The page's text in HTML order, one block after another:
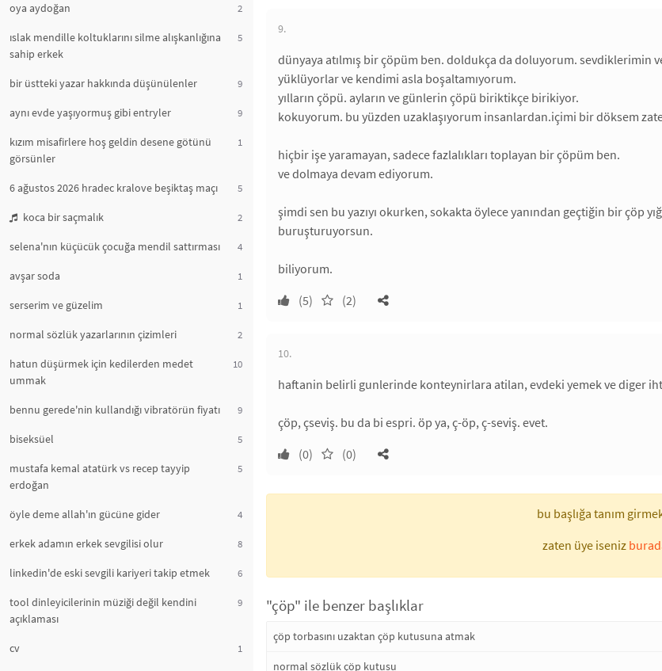
oya aydoğan 2
ıslak mendille koltuklarını silme alışkanlığına
sahip erkek
5
bir üstteki yazar hakkında düşünülenler 9
aynı evde yaşıyormuş gibi entryler 9
kızım misafirlere hoş geldin desene götünü
görsünler
1
6 ağustos 2026 hradec kralove beşiktaş maçı 5
koca bir saçmalık 2
selena'nın küçücük çocuğa mendil sattırması 4
avşar soda 1
serserim ve güzelim 1
normal sözlük yazarlarının çizimleri 2
hatun düşürmek için kedilerden medet
ummak
10
bennu gerede'nin kullandığı vibratörün fiyatı 9
biseksüel 5
mustafa kemal atatürk vs recep tayyip
erdoğan
5
öyle deme allah'ın gücüne gider 4
erkek adamın erkek sevgilisi olur 8
linkedin'de eski sevgili kariyeri takip etmek 6
tool dinleyicilerinin müziği değil kendini
açıklaması
9
cv 1
9.
dünyaya atılmış bir çöpüm ben. doldukça da doluyorum. sevdiklerimin
yüklüyorlar ve kendimi asla boşaltamıyorum.
yılların çöpü. ayların ve günlerin çöpü biriktikçe birikiyor.
kokuyorum. bu yüzden uzaklaşıyorum insanlardan.içimi bir döksem
hiçbir işe yaramayan, sadece fazlalıkları toplayan bir çöpüm ben.
ve dolmaya devam ediyorum.
şimdi sen bu yazıyı okurken, sokakta öylece yanından geçtiğin bir çöp
buruşturuyorsun.
biliyorum.
(5)
(2)
10.
haftanin belirli gunlerinde konteynirlara atilan, evdeki yemek ve diger
çöp, çseviş. bu da bi espri. öp ya, ç-öp, ç-seviş. evet.
(0)
(0)
bu başlığa tanım
zaten üye iseniz
"çöp" ile benzer başlıklar
çöp torbasını uzaktan çöp kutusuna atmak
normal sözlük çöp kutusu